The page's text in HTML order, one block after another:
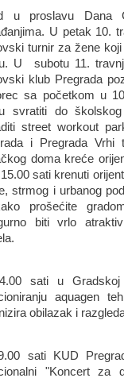
u proslavu Dana
U petak 10.
turnir za žene
U subotu 11.
klub Pregrada
sa početkom u
svratiti do
street workout
i Pregrada
doma kreće
sati krenuti
strmog i urbanog
prošećite
biti vrlo
sati u
aquagen
obilazak i
sati KUD
"Koncert za